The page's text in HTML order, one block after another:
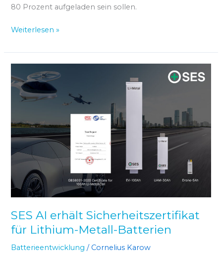
80 Prozent aufgeladen sein sollen.
Weiterlesen »
SES AI erhält Sicherheitszertifikat
für Lithium-Metall-Batterien
Batterieentwicklung / Cornelius Karow
AI
erhält
Sicherheitszertifikat
Lithium-
Metall-
Batterien